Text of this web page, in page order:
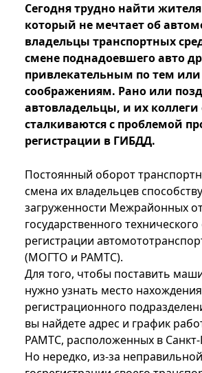
Сегодня трудно найти
который не мечтает об
владельцы транспортных
смене поднадоевшего авто
привлекательным по тем
соображениям. Рано или
автовладельцы, и их коллеги
сталкиваются с проблемой
регистрации в ГИБДД.
Постоянный оборот
смена их владельцев
загруженности Межрайонных
государственного
регистрации
(МОГТО и РАМТС).
Для того, чтобы поставить
нужно узнать место
регистрационного
вы найдете адрес и график
РАМТС, расположенных в Санкт-
Но нередко, из-за